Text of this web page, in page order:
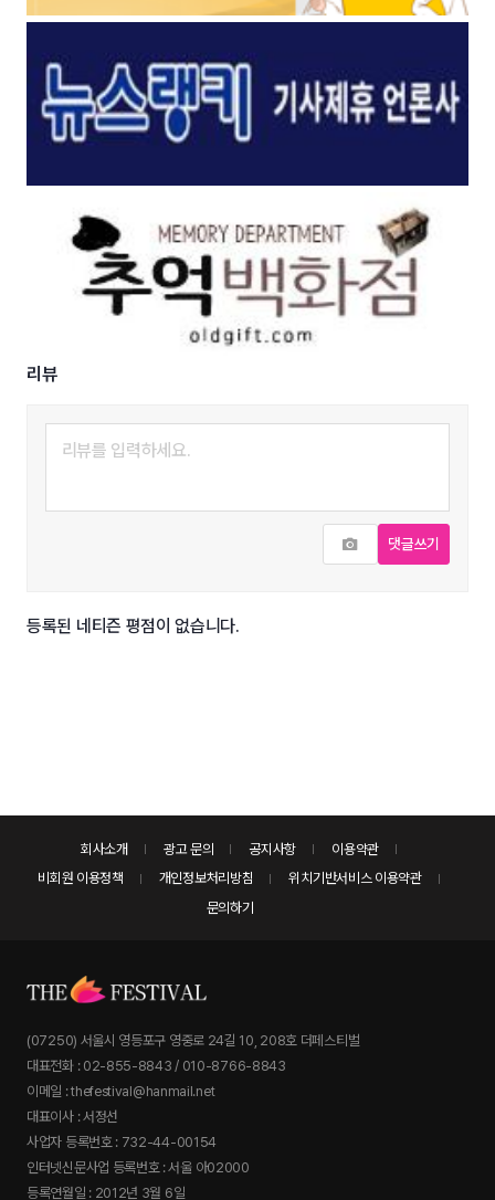
리뷰
사진추가
댓글쓰기
등록된 네티즌 평점이 없습니다.
회사소개 광고 문의 공지사항
이용약관
비회원 이용정책
개인정보처리방침
위치기반서비스 이용약관
문의하기
(07250) 서울시 영등포구 영중로 24길 10, 208호 더페스티벌
대표전화 : 02-855-8843 / 010-8766-8843
이메일 : thefestival@hanmail.net
대표이사 : 서정선
사업자 등록번호 : 732-44-00154
인터넷신문사업 등록번호 : 서울 아02000
등록연월일 : 2012년 3월 6일